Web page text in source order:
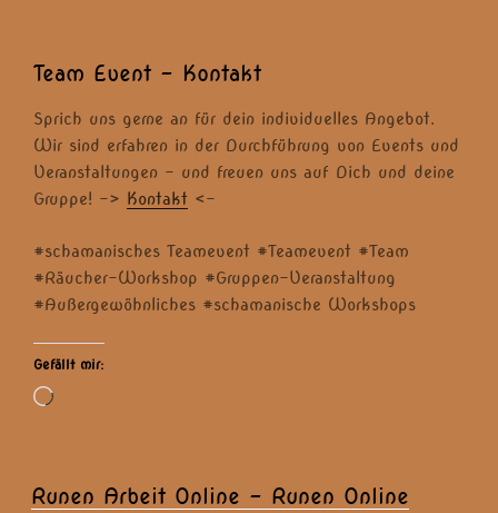
Team Event – Kontakt
Sprich uns gerne an für dein individuelles Angebot.
Wir sind erfahren in der Durchführung von Events und
Veranstaltungen – und freuen uns auf Dich und deine
Gruppe! -> Kontakt <-
#schamanisches Teamevent #Teamevent #Team
#Räucher-Workshop #Gruppen-Veranstaltung
#Außergewöhnliches #schamanische Workshops
Gefällt mir:
Wird
Runen Arbeit Online – Runen Online